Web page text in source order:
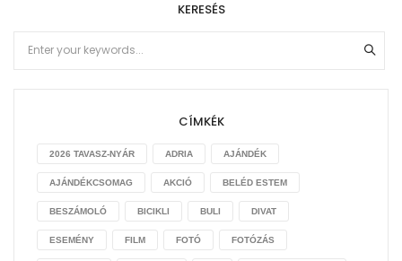
KERESÉS
CÍMKÉK
2026 TAVASZ-NYÁR ADRIA AJÁNDÉK
AJÁNDÉKCSOMAG AKCIÓ BELÉD ESTEM
BESZÁMOLÓ BICIKLI BULI DIVAT
ESEMÉNY FILM FOTÓ FOTÓZÁS